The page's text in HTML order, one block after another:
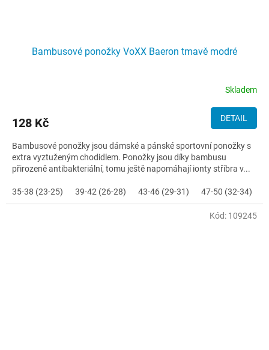
Bambusové ponožky VoXX Baeron tmavě modré
Skladem
128 Kč DETAIL
Bambusové ponožky jsou dámské a pánské sportovní ponožky s
extra vyztuženým chodidlem. Ponožky jsou díky bambusu
přirozeně antibakteriální, tomu ještě napomáhají ionty stříbra v...
35-38 (23-25) 39-42 (26-28) 43-46 (29-31) 47-50 (32-34)
Kód: 109245